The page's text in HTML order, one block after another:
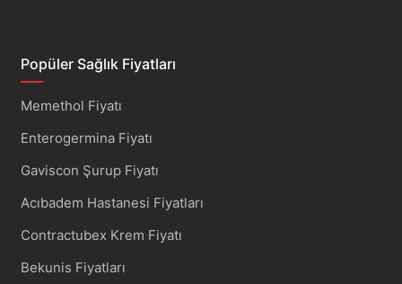
Popüler Sağlık Fiyatları
Memethol Fiyatı
Enterogermina Fiyatı
Gaviscon Şurup Fiyatı
Acıbadem Hastanesi Fiyatları
Contractubex Krem Fiyatı
Bekunis Fiyatları